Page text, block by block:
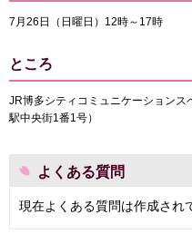
7月26日（日曜日）12時～17時
ところ
JR博多シティコミュニケーション
駅中央街1番1号）
よくある質問
現在よくある質問は作成され